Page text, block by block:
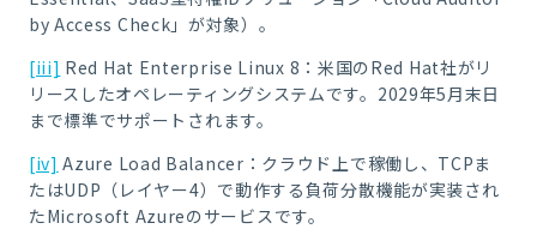
by Access Check」が対象）。
[iii] Red Hat Enterprise Linux 8：米国のRed Hat社がリ
リースしたオペレーティングシステムです。2029年5月末日
まで標準でサポートされます。
[iv] Azure Load Balancer：クラウド上で稼働し、TCPま
たはUDP（レイヤー4）で動作する負荷分散機能が実装され
たMicrosoft Azureのサービスです。